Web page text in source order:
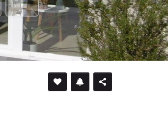
LE BAS